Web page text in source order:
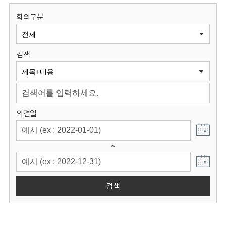
원
회
회의구분
검색
의결일
~
검색